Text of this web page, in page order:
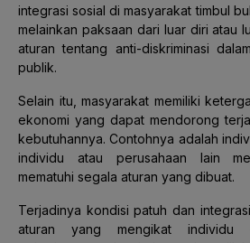
integrasi sosial di masyarakat timbul
melainkan paksaan dari luar diri atau
aturan tentang anti-diskriminasi
publik.
Selain itu, masyarakat memiliki
ekonomi yang dapat mendorong
kebutuhannya. Contohnya adalah
individu atau perusahaan lain
mematuhi segala aturan yang dibuat.
Terjadinya kondisi patuh dan
aturan yang mengikat individu